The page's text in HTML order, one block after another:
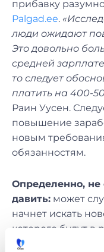
прибавку
Palgad.ee.
люди ожидают
Это довольно
средней
то следует
платить на 400-
Раин Уусен.
повышение
новым
обязанностям.
Определенно, не
давить: может
начнет искать
которого будут в
«Ключевые